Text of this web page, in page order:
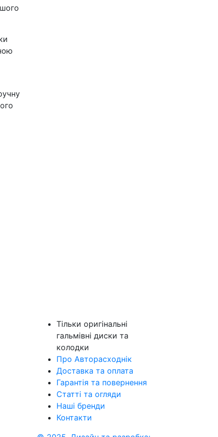
Тільки оригінальні
гальмівні диски та
колодки
Про Авторасходнік
Доставка та оплата
Гарантія та повернення
Статті та огляди
Наші бренди
Контакти